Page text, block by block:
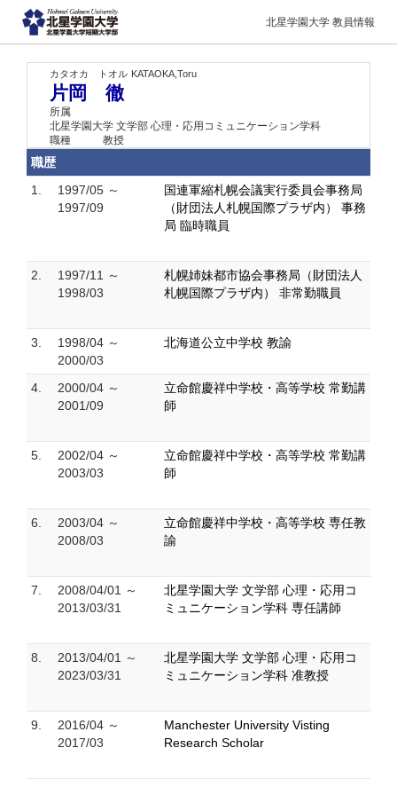
北星学園大学 教員情報
カタオカ トオル KATAOKA,Toru
片岡 徹
所属
北星学園大学 文学部 心理・応用コミュニケーション学科
職種
教授
職歴
1.
1997/05 ～
1997/09
国連軍縮札幌会議実行委員会事務局
（財団法人札幌国際プラザ内） 事務
局 臨時職員
2.
1997/11 ～
1998/03
札幌姉妹都市協会事務局（財団法人
札幌国際プラザ内） 非常勤職員
3.
1998/04 ～
2000/03
北海道公立中学校 教諭
4.
2000/04 ～
2001/09
立命館慶祥中学校・高等学校 常勤講
師
5.
2002/04 ～
2003/03
立命館慶祥中学校・高等学校 常勤講
師
6.
2003/04 ～
2008/03
立命館慶祥中学校・高等学校 専任教
諭
7.
2008/04/01 ～
2013/03/31
北星学園大学 文学部 心理・応用コ
ミュニケーション学科 専任講師
8.
2013/04/01 ～
2023/03/31
北星学園大学 文学部 心理・応用コ
ミュニケーション学科 准教授
9.
2016/04 ～
2017/03
Manchester University Visting
Research Scholar